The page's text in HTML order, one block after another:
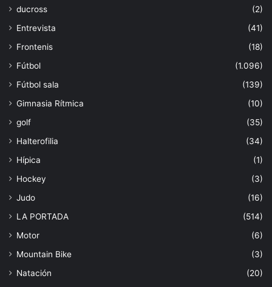
ducross
(2)
Entrevista
(41)
Frontenis
(18)
Fútbol
(1.096)
Fútbol sala
(139)
Gimnasia Rítmica
(10)
golf
(35)
Halterofilia
(34)
Hípica
(1)
Hockey
(3)
Judo
(16)
LA PORTADA
(514)
Motor
(6)
Mountain Bike
(3)
Natación
(20)